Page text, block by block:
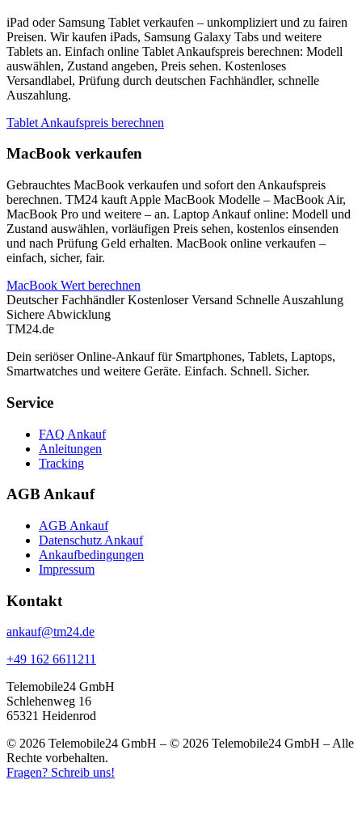
iPad oder Samsung Tablet verkaufen – unkompliziert und zu fairen
Preisen. Wir kaufen iPads, Samsung Galaxy Tabs und weitere
Tablets an. Einfach online Tablet Ankaufspreis berechnen: Modell
auswählen, Zustand angeben, Preis sehen. Kostenloses
Versandlabel, Prüfung durch deutschen Fachhändler, schnelle
Auszahlung.
Tablet Ankaufspreis berechnen
MacBook verkaufen
Gebrauchtes MacBook verkaufen und sofort den Ankaufspreis
berechnen. TM24 kauft Apple MacBook Modelle – MacBook Air,
MacBook Pro und weitere – an. Laptop Ankauf online: Modell und
Zustand auswählen, vorläufigen Preis sehen, kostenlos einsenden
und nach Prüfung Geld erhalten. MacBook online verkaufen –
einfach, sicher, fair.
MacBook Wert berechnen
Deutscher Fachhändler Kostenloser Versand Schnelle Auszahlung
Sichere Abwicklung
TM24.de
Dein seriöser Online-Ankauf für Smartphones, Tablets, Laptops,
Smartwatches und weitere Geräte. Einfach. Schnell. Sicher.
Service
FAQ Ankauf
Anleitungen
Tracking
AGB Ankauf
AGB Ankauf
Datenschutz Ankauf
Ankaufbedingungen
Impressum
Kontakt
ankauf@tm24.de
+49 162 6611211
Telemobile24 GmbH
Schlehenweg 16
65321 Heidenrod
© 2026 Telemobile24 GmbH – © 2026 Telemobile24 GmbH – Alle
Rechte vorbehalten.
Fragen? Schreib uns!